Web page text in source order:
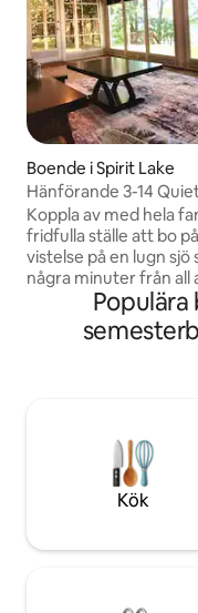
Boende i Spirit Lake
Hänförande 3-14
Koppla av med hela
fridfulla ställe att bo på. Njut av
vistelse på en lugn sjö
några minuter från all action.
House har TVÅ 3-
koncept med så
över sjön. Nyrenoverad, men ändå
favoritshow. Det finns även en bastu
som kan vara precis
Kök